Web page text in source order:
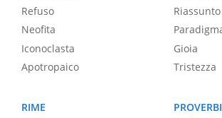
Refuso
Neofita
Iconoclasta
Apotropaico
Riassunto
Gioia
Tristezza
RIME
PROVERBI